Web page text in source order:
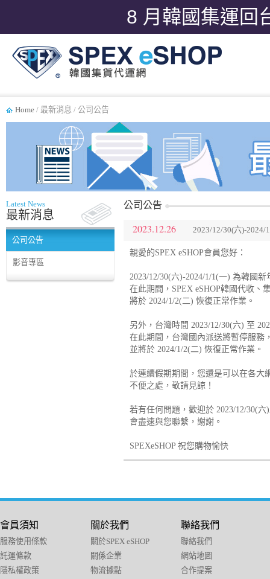
8 月韓國集運回
Home / 最新消息 / 公司公告
Latest News
最新消息
公司公告
影音專區
公司公告
2023.12.26 2023/12/30(六)-2024/
親愛的SPEX eSHOP會員您好：
2023/12/30(六)-2024/1/1(一) 為韓國
在此期間，SPEX eSHOP韓國代收、
將於 2024/1/2(二) 恢復正常作業。
另外，台灣時間 2023/12/30(六) 至
在此期間，台灣國內派送將暫停服務
並將於 2024/1/2(二) 恢復正常作業。
於連續假期期間，您還是可以在各大
不便之處，敬請見諒！
若有任何問題，歡迎於 2023/12/30(六
會盡速與您聯繫，謝謝。
SPEXeSHOP 祝您購物愉快
會員須知
服務使用條款
託運條款
隱私權政策
關於我們
關於SPEX eSHOP
關係企業
物流據點
聯絡我們
聯絡我們
網站地圖
合作提案